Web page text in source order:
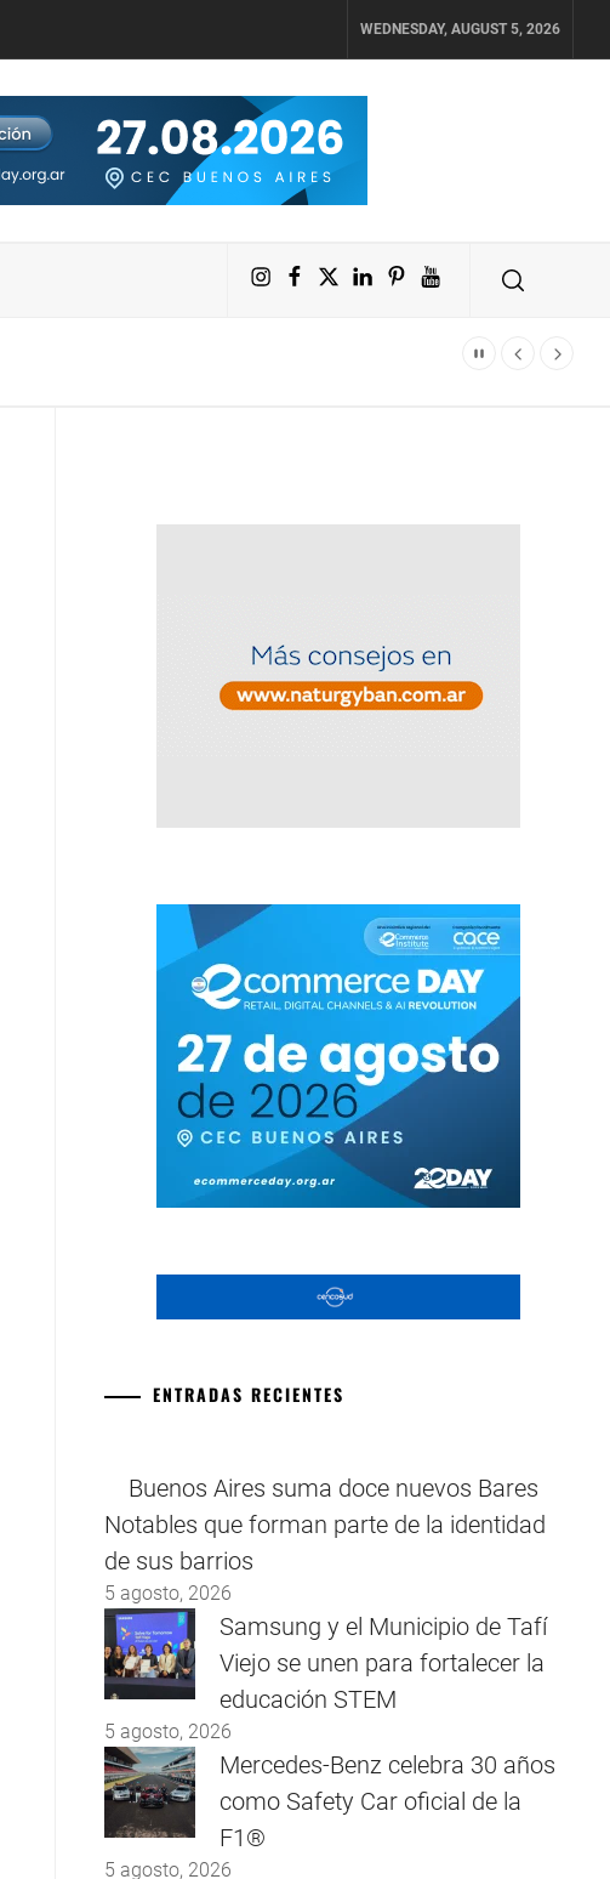
WEDNESDAY, AUGUST 5, 2026
Instagram
Facebook
X LinkedIn
PinterestYouTube
ENTRADAS RECIENTES
Buenos Aires suma doce nuevos Bares
Notables que forman parte de la identidad
de sus barrios
5 agosto, 2026
Samsung y el Municipio de Tafí
Viejo se unen para fortalecer la
educación STEM
5 agosto, 2026
Mercedes-Benz celebra 30 años
como Safety Car oficial de la
F1®
5 agosto, 2026